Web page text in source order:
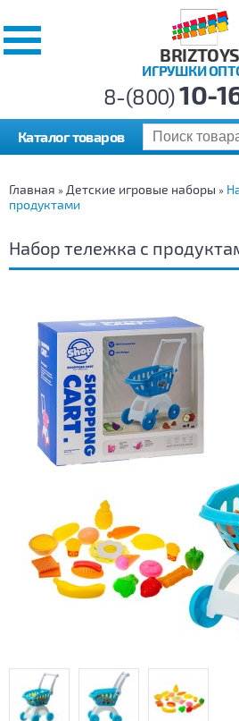
BRIZTOYS
ИГРУШКИ
8-(800)10-
Каталог товаров
Главная » Детские игровые наборы »
продуктами
Набор тележка с